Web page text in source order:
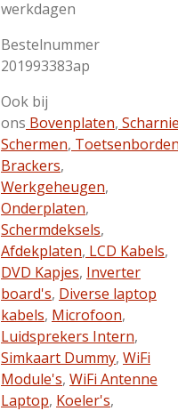
werkdagen
Bestelnummer
201993383ap
Ook bij
ons Bovenplaten,
Schermen,
Brackers,
Werkgeheugen,
Onderplaten,
Schermdeksels,
Afdekplaten, LCD Kabels,
DVD Kapjes, Inverter
board's, Diverse laptop
kabels, Microfoon,
Luidsprekers Intern,
Simkaart Dummy, WiFi
Module's, WiFi Antenne
Laptop, Koeler's,